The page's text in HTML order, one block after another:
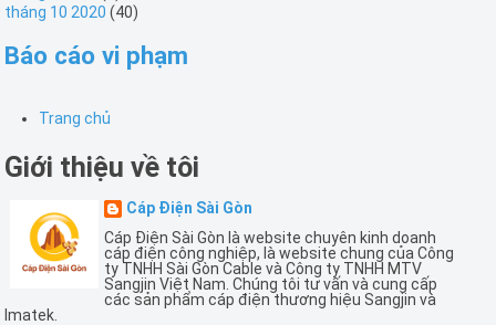
tháng 10 2020 (40)
Báo cáo vi phạm
Trang chủ
Giới thiệu về tôi
Cáp Điện Sài Gòn
Cáp Điện Sài Gòn là website chuyên kinh doanh
cáp điện công nghiệp, là website chung của Công
ty TNHH Sài Gòn Cable và Công ty TNHH MTV
Sangjin Việt Nam. Chúng tôi tư vấn và cung cấp
các sản phẩm cáp điện thương hiệu Sangjin và
Imatek.